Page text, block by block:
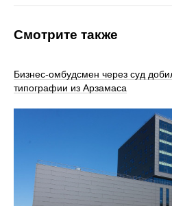
Смотрите также
Бизнес-омбудсмен через суд
типографии из Арзамаса